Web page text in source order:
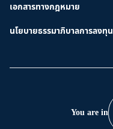
เอกสารทางกฎหมาย
นโยบายธรรมาภิบาลการลงทุน
You are in